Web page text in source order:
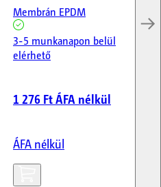
Membrán EPDM
3-5 munkanapon belül
elérhető
1 276 FtÁFA nélkül
ÁFA nélkül